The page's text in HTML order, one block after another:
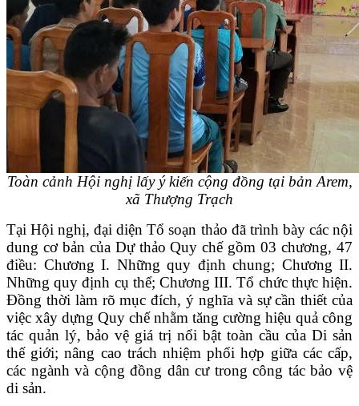
Toàn cảnh Hội nghị lấy ý kiến cộng đồng tại bản Arem,
xã Thượng Trạch
Tại Hội nghị, đại diện Tổ soạn thảo đã trình bày các nội
dung cơ bản của Dự thảo Quy chế gồm 03 chương, 47
điều: Chương I. Những quy định chung; Chương II.
Những quy định cụ thể; Chương III. Tổ chức thực hiện.
Đồng thời làm rõ mục đích, ý nghĩa và sự cần thiết của
việc xây dựng Quy chế nhằm tăng cường hiệu quả công
tác quản lý, bảo vệ giá trị nổi bật toàn cầu của Di sản
thế giới; nâng cao trách nhiệm phối hợp giữa các cấp,
các ngành và cộng đồng dân cư trong công tác bảo vệ
di sản.